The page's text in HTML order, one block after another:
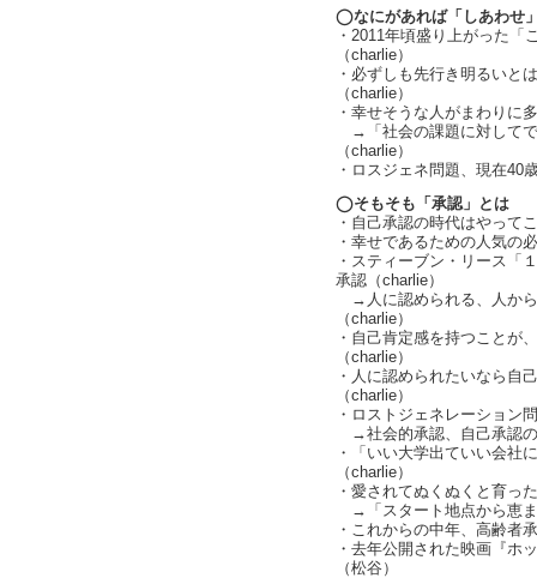
◯なにがあれば「しあわせ
・2011年頃盛り上がった「
（charlie）
・必ずしも先行き明るいと
（charlie）
・幸せそうな人がまわりに
→「社会の課題に対してで
（charlie）
・ロスジェネ問題、現在40
◯そもそも「承認」とは
・自己承認の時代はやって
・幸せであるための人気の
・スティーブン・リース「
承認（charlie）
→人に認められる、人から
（charlie）
・自己肯定感を持つことが
（charlie）
・人に認められたいなら自
（charlie）
・ロストジェネレーション
→社会的承認、自己承認
・「いい大学出ていい会社
（charlie）
・愛されてぬくぬくと育っ
→「スタート地点から恵ま
・これからの中年、高齢者
・去年公開された映画『ホ
（松谷）